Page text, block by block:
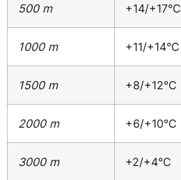
500 m +14/+17°C
1000 m +11/+14°C
1500 m +8/+12°C
2000 m +6/+10°C
3000 m +2/+4°C